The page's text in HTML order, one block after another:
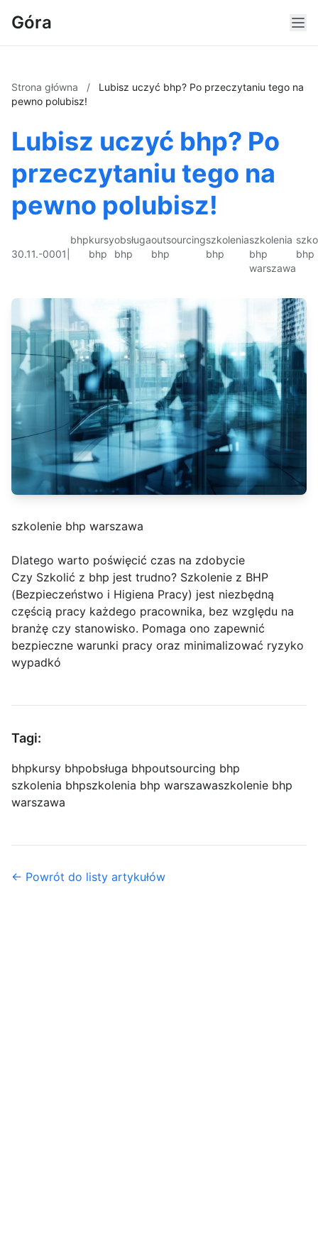
Góra
Strona główna /
Lubisz uczyć bhp? Po przeczytaniu tego na
pewno polubisz!
Lubisz uczyć bhp? Po
przeczytaniu tego na
pewno polubisz!
30.11.-0001
bhpkursy
bhp
obsługa
bhp
outsourcing
bhp
szkolenia
bhp
szkolenia
bhp
warszawa
bhp
szkolenie bhp warszawa
Dlatego warto poświęcić czas na zdobycie
Czy Szkolić z bhp jest trudno? Szkolenie z BHP
(Bezpieczeństwo i Higiena Pracy) jest niezbędną
częścią pracy każdego pracownika, bez względu na
branżę czy stanowisko. Pomaga ono zapewnić
bezpieczne warunki pracy oraz minimalizować ryzyko
wypadkó
Tagi:
bhpkursy bhpobsługa bhpoutsourcing bhp
szkolenia bhpszkolenia bhp warszawaszkolenie bhp
warszawa
← Powrót do listy artykułów